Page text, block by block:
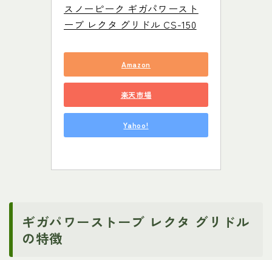
スノーピーク ギガパワースト
ーブ レクタ グリドル CS-150
Amazon
楽天市場
Yahoo!
ギガパワーストーブ レクタ グリドル
の特徴